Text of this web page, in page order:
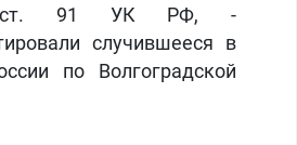
ст. 91 УК РФ, -
случившееся в
по Волгоградской